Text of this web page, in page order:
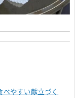
やすい献立づく